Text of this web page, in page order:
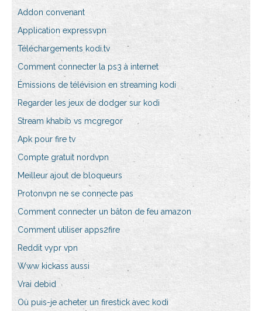
Addon convenant
Application expressvpn
Téléchargements kodi.tv
Comment connecter la ps3 à internet
Émissions de télévision en streaming kodi
Regarder les jeux de dodger sur kodi
Stream khabib vs mcgregor
Apk pour fire tv
Compte gratuit nordvpn
Meilleur ajout de bloqueurs
Protonvpn ne se connecte pas
Comment connecter un bâton de feu amazon
Comment utiliser apps2fire
Reddit vypr vpn
Www kickass aussi
Vrai debid
Où puis-je acheter un firestick avec kodi